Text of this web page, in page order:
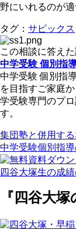
野にいれるのが
タグ： サピックス
この相談に答え
中学受験 個別指
中学受験 個別指
を目指すご家庭
学受験専門のプ
す。
集団塾と併用する
中学受験個別指
四谷大塚生の成
『四谷大